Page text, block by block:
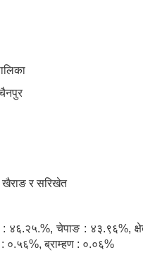
खैराङ र सरिखेत
: ४६.२५.%, चेपाङ : ४३.९६%,
०.५६%, ब्राम्हण : ०.०६%